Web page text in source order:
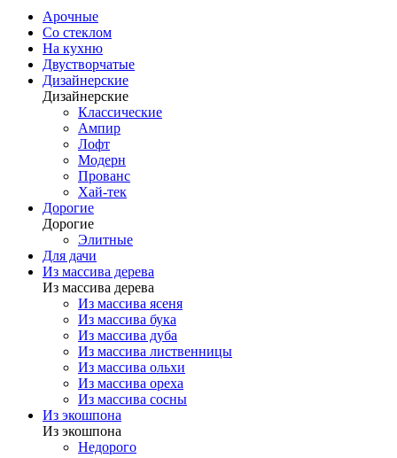
Арочные
Со стеклом
На кухню
Двустворчатые
Дизайнерские
Дизайнерские
Классические
Ампир
Лофт
Модерн
Прованс
Хай-тек
Дорогие
Дорогие
Элитные
Для дачи
Из массива дерева
Из массива дерева
Из массива ясеня
Из массива бука
Из массива дуба
Из массива лиственницы
Из массива ольхи
Из массива ореха
Из массива сосны
Из экошпона
Из экошпона
Недорого